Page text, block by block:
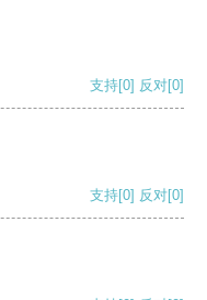
支持[0] 反对[0]
支持[0] 反对[0]